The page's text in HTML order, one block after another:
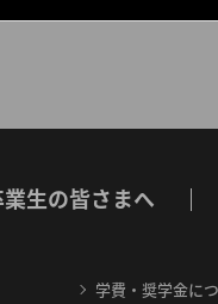
生の皆さまへ
学費・奨学金に